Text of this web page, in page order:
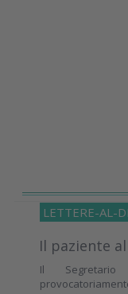
LETTERE-AL-
Il paziente
Il